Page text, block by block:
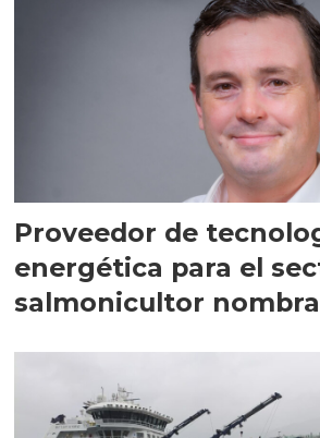
Proveedor de
energética para el
salmonicultor